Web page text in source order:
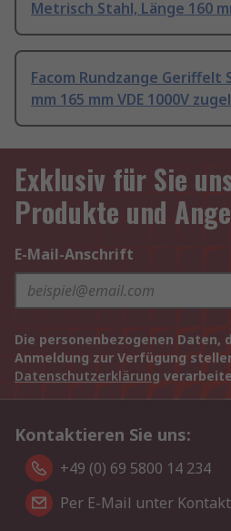
Metrisch Stahl, Länge 160
Facom Rundzange
mm 165 mm VDE 1000V
Exklusiv für Sie
Produkte und
E-Mail-Anschrift
Die personenbezogenen Daten,
Anmeldung zur Verfügung
Datenschutzerklärung
Kontaktieren Sie uns:
+49 (0) 69 5800 14 234
Per E-Mail unter Kontakt